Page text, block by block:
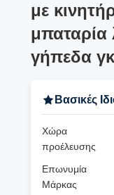
με
μπαταρία
γήπεδα
Βασικές
Χώρα
προέλευσης
Επωνυμία
Μάρκας